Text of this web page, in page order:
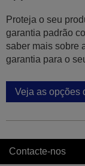
Proteja o seu
garantia padrão
saber mais sobre
garantia para o
Veja as opções
Contacte-nos